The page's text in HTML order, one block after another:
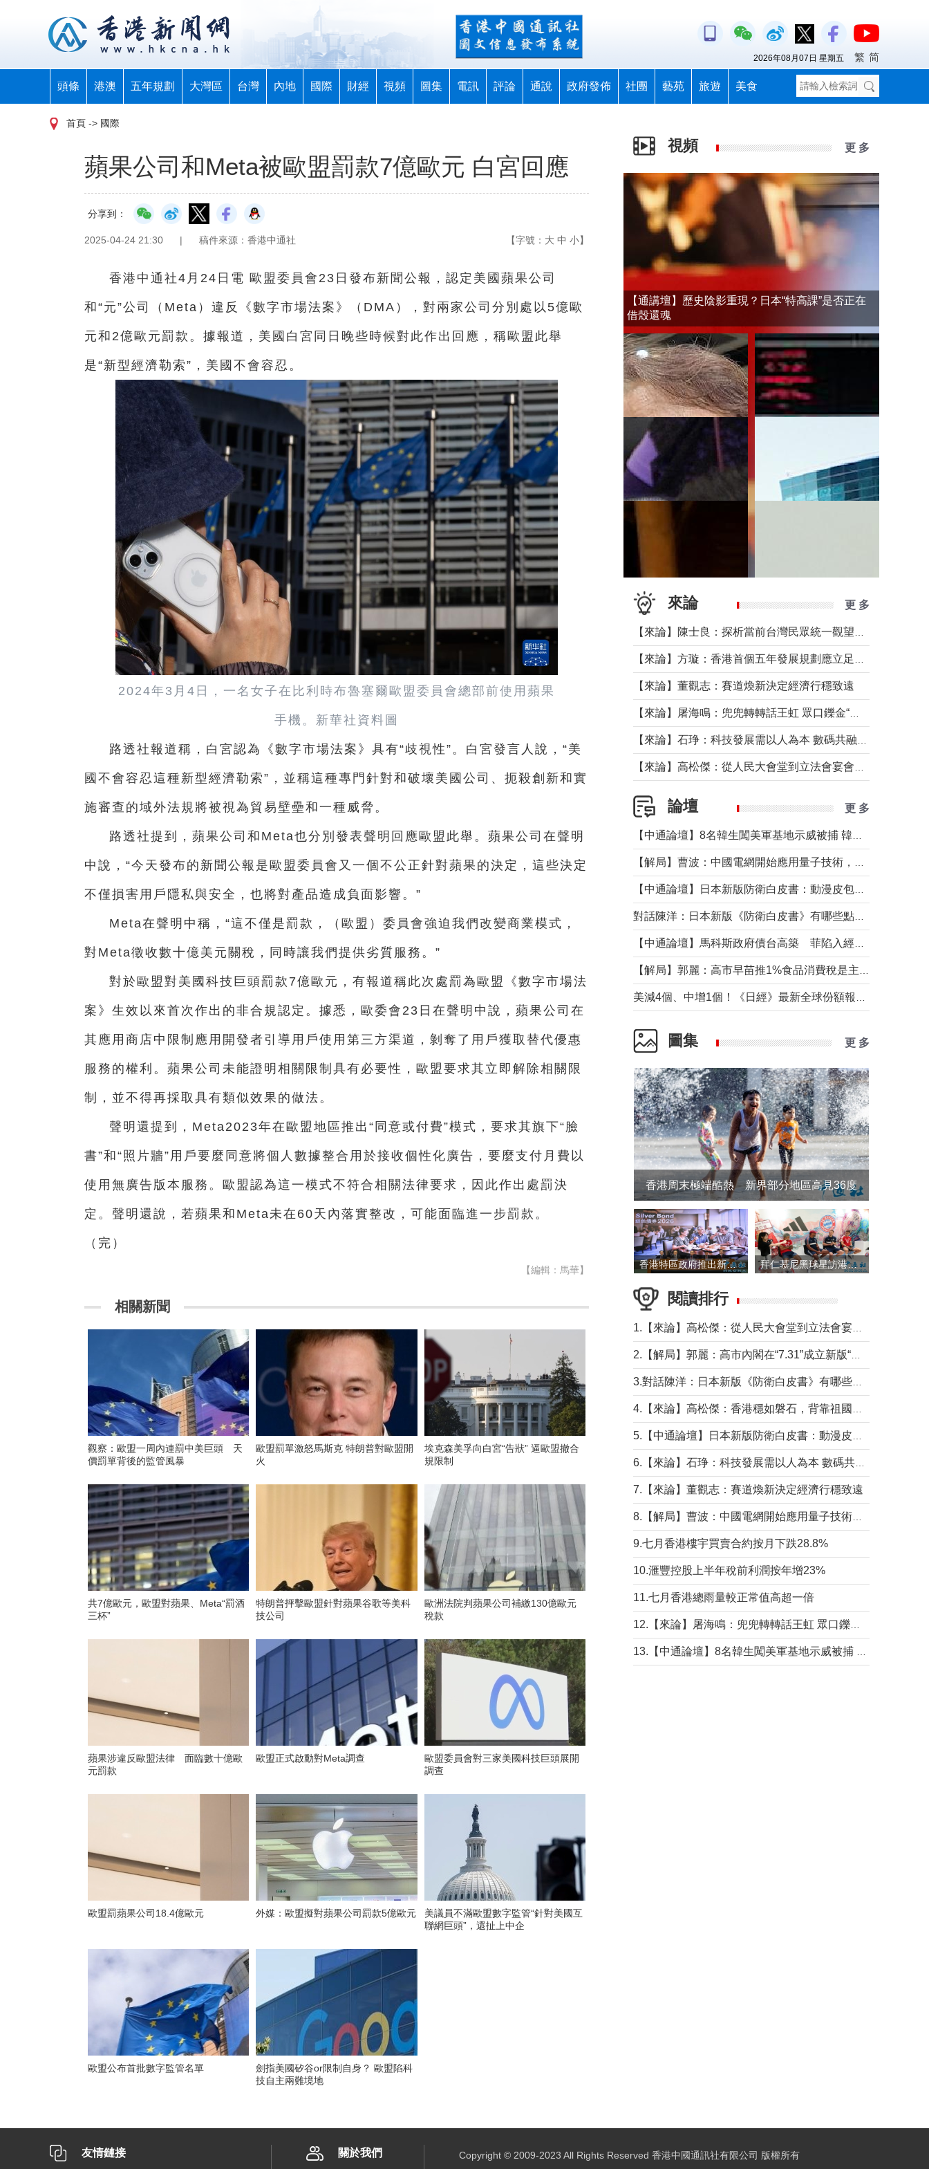
頭條 港澳 五年規劃 大灣區 台灣 內地 國際 財經 視頻 圖集 電訊 評論 通說 政府發佈 社團 藝苑 旅遊 美食
2026年08月07日 星期五 繁 简
首頁 -> 國際
蘋果公司和Meta被歐盟罰款7億歐元 白宮回應
分享到：
2025-04-24 21:30 | 稿件來源：香港中通社 【字號： 大 中 小】
香港中通社4月24日電 歐盟委員會23日發布新聞公報，認定美國蘋果公司
和“元”公司（Meta）違反《數字市場法案》（DMA），對兩家公司分別處以5億歐
元和2億歐元罰款。據報道，美國白宮同日晚些時候對此作出回應，稱歐盟此舉
是“新型經濟勒索”，美國不會容忍。
2024年3月4日，一名女子在比利時布魯塞爾歐盟委員會總部前使用蘋果
手機。新華社資料圖
路透社報道稱，白宮認為《數字市場法案》具有“歧視性”。白宮發言人說，“美
國不會容忍這種新型經濟勒索”，並稱這種專門針對和破壞美國公司、扼殺創新和實
施審查的域外法規將被視為貿易壁壘和一種威脅。
路透社提到，蘋果公司和Meta也分別發表聲明回應歐盟此舉。蘋果公司在聲明
中說，“今天發布的新聞公報是歐盟委員會又一個不公正針對蘋果的決定，這些決定
不僅損害用戶隱私與安全，也將對產品造成負面影響。”
Meta在聲明中稱，“這不僅是罰款，（歐盟）委員會強迫我們改變商業模式，
對Meta徵收數十億美元關稅，同時讓我們提供劣質服務。”
對於歐盟對美國科技巨頭罰款7億歐元，有報道稱此次處罰為歐盟《數字市場法
案》生效以來首次作出的非合規認定。據悉，歐委會23日在聲明中說，蘋果公司在
其應用商店中限制應用開發者引導用戶使用第三方渠道，剝奪了用戶獲取替代優惠
服務的權利。蘋果公司未能證明相關限制具有必要性，歐盟要求其立即解除相關限
制，並不得再採取具有類似效果的做法。
聲明還提到，Meta2023年在歐盟地區推出“同意或付費”模式，要求其旗下“臉
書”和“照片牆”用戶要麼同意將個人數據整合用於接收個性化廣告，要麼支付月費以
使用無廣告版本服務。歐盟認為這一模式不符合相關法律要求，因此作出處罰決
定。聲明還說，若蘋果和Meta未在60天內落實整改，可能面臨進一步罰款。
（完）
【編輯：馬華】
相關新聞
觀察：歐盟一周內連罰中美巨頭 天
價罰單背後的監管風暴
歐盟罰單激怒馬斯克 特朗普對歐盟開
火
埃克森美孚向白宮“告狀” 逼歐盟撤合
規限制
共7億歐元，歐盟對蘋果、Meta“罰酒
三杯”
特朗普抨擊歐盟針對蘋果谷歌等美科
技公司
歐洲法院判蘋果公司補繳130億歐元
稅款
蘋果涉違反歐盟法律 面臨數十億歐
元罰款
歐盟正式啟動對Meta調查
歐盟委員會對三家美國科技巨頭展開
調查
歐盟罰蘋果公司18.4億歐元 外媒：歐盟擬對蘋果公司罰款5億歐元
美議員不滿歐盟數字監管“針對美國互
聯網巨頭”，還扯上中企
歐盟公布首批數字監管名單
劍指美國矽谷or限制自身？ 歐盟陷科
技自主兩難境地
視頻 更 多
【通講壇】歷史陰影重現？日本“特高課”是否正在
借殼還魂
來論 更 多
【來論】董觀志：賽道煥新決定經濟行穩致遠
論壇 更 多
圖集 更 多
香港周末極端酷熱 新界部分地區高見36度
香港特區政府推出新一批銀色債券 每手1萬元保底息4.25厘 拜仁慕尼黑球星訪港 與球迷近距離互動
閱讀排行
7.【來論】董觀志：賽道煥新決定經濟行穩致遠
9.七月香港樓宇買賣合約按月下跌28.8%
10.滙豐控股上半年稅前利潤按年增23%
11.七月香港總雨量較正常值高超一倍
友情鏈接 關於我們 Copyright © 2009-2023 All Rights Reserved 香港中國通訊社有限公司 版權所有